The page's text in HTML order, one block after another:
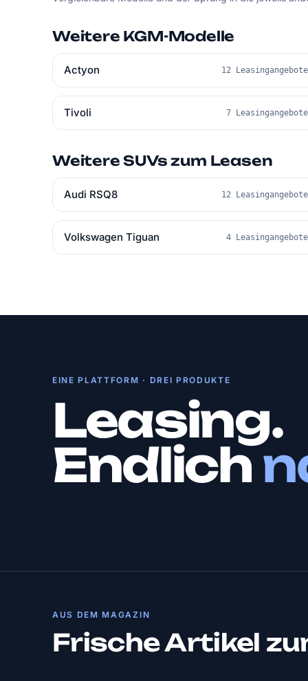
Weitere KGM-Modelle
Actyon 12 Leasingangebote
Tivoli 7 Leasingangebote
Weitere SUVs zum Leasen
Audi RSQ8 12 Leasingangebote
Volkswagen Tiguan 4 Leasingangebote
EINE PLATTFORM · DREI PRODUKTE
Leasing.
Endlich
AUS DEM MAGAZIN
Frische Artikel